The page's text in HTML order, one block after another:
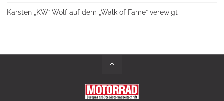
Karsten „KW“ Wolf auf dem „Walk of Fame“ verewigt
Back